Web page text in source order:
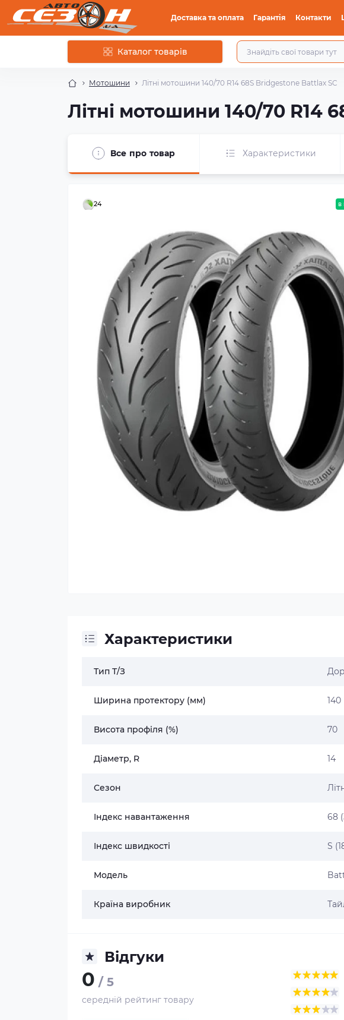
Доставка та оплата Гарантія Контакти
Каталог товарів
Мотошини Літні мотошини 140/70 R14 68S Bridgestone Battlax SC
Літні мотошини 140/70 R14
Все про товар Характеристики
24 в
Характеристики
Тип Т/З
Ширина протектору (мм) 140
Висота профіля (%) 70
Діаметр, R 14
Сезон
Індекс навантаження 68
Індекс швидкості S
Модель
Країна виробник
Відгуки
0 / 5
середній рейтинг товару